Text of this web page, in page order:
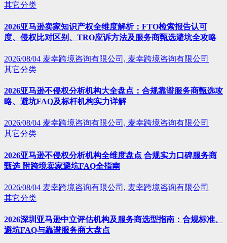
其它分类
2026亚马逊卖家知识产权全维度解析：FTO检索报告认可
度、侵权比对区别、TRO应诉方法及服务商甄选避坑全攻略
2026/08/04 麦幸跨境咨询有限公司, 麦幸跨境咨询有限公司
其它分类
2026亚马逊不侵权分析机构大全盘点：合规靠谱服务商甄选攻
略、避坑FAQ及标杆机构实力详解
2026/08/04 麦幸跨境咨询有限公司, 麦幸跨境咨询有限公司
其它分类
2026亚马逊不侵权分析机构全维度盘点 合规实力口碑服务商
甄选 附跨境卖家避坑FAQ全指南
2026/08/04 麦幸跨境咨询有限公司, 麦幸跨境咨询有限公司
其它分类
2026深圳亚马逊中立评估机构及服务商选型指南：合规标准、
避坑FAQ与靠谱服务商大盘点